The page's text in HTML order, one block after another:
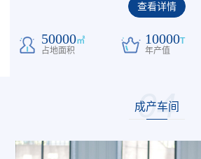
查看详情
50000㎡
占地面积
10000T
年产值
04
成产车间